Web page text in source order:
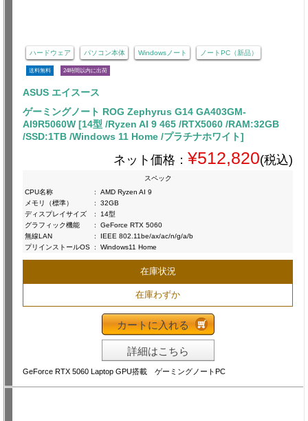
ハードウェア パソコン本体 Windowsノート ノートPC（新品）
送料無料 24時間以内に出荷
ASUS エイスース
ゲーミングノート ROG Zephyrus G14 GA403GM-
AI9R5060W [14型 /Ryzen AI 9 465 /RTX5060 /RAM:32GB
/SSD:1TB /Windows 11 Home /プラチナホワイト]
ネット価格： ¥512,820(税込)
スペック
CPU名称
:
AMD Ryzen AI 9
メモリ（標準）
:
32GB
ディスプレイサイズ
:
14型
グラフィック機能
:
GeForce RTX 5060
無線LAN
:
IEEE 802.11be/ax/ac/n/g/a/b
プリインストールOS : Windows11 Home
在庫状況
在庫わずか
カートに入れる
詳細はこちら
GeForce RTX 5060 Laptop GPU搭載 ゲーミングノートPC